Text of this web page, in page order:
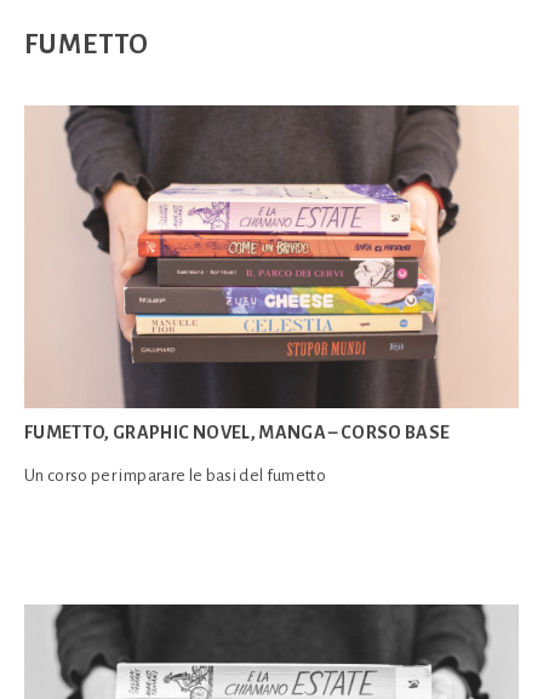
FUMETTO
FUMETTO, GRAPHIC NOVEL, MANGA – CORSO BASE
Un corso per imparare le basi del fumetto